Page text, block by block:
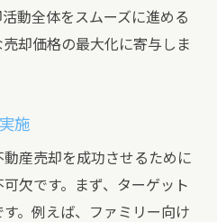
動全体をスムーズに進める
却価格の最大化に寄与しま
施
産売却を成功させるために
欠です。まず、ターゲット
。例えば、ファミリー向け